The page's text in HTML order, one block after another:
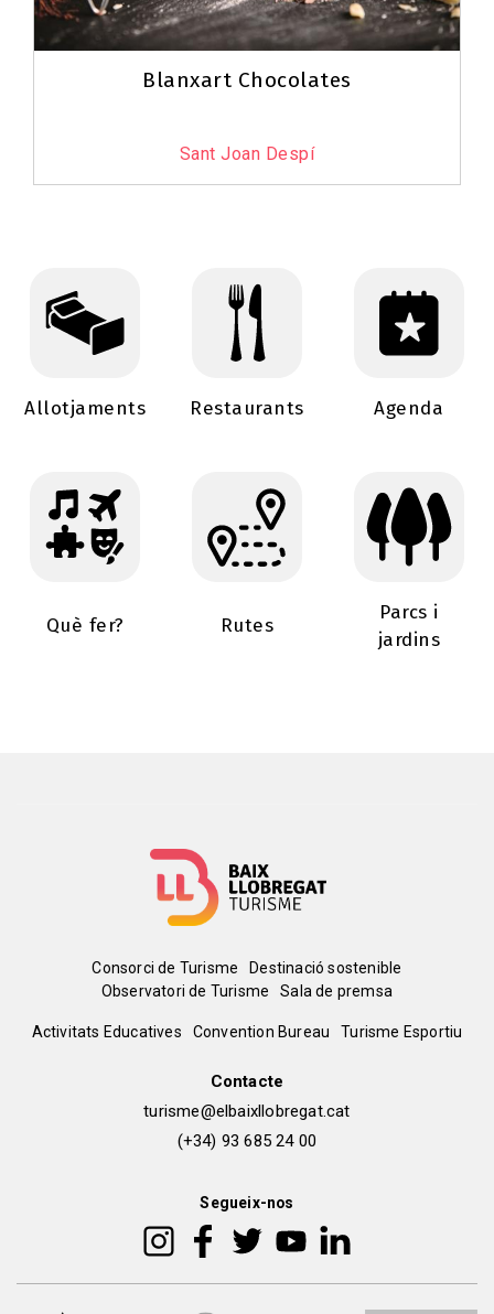
Blanxart Chocolates
Sant Joan Despí
Allotjaments Restaurants Agenda
Què fer? Rutes
Parcs i
jardins
Menú
del
Consorci de Turisme
Destinació sostenible
Observatori de Turisme
Sala de premsa
Peu
Activitats Educatives Convention Bureau Turisme Esportiu
Contacte
turisme@elbaixllobregat.cat
(+34) 93 685 24 00
Segueix-nos